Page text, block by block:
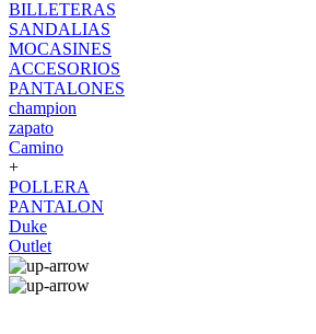
BILLETERAS
SANDALIAS
MOCASINES
ACCESORIOS
PANTALONES
champion
zapato
Camino
+
POLLERA
PANTALON
Duke
Outlet